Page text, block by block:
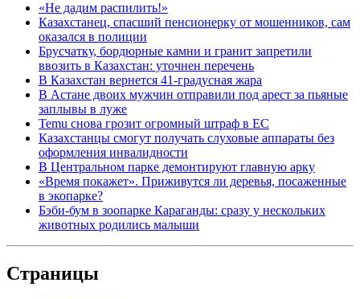
«Не дадим распилить!»
Казахстанец, спасший пенсионерку от мошенников, сам
оказался в полиции
Брусчатку, бордюрные камни и гранит запретили
ввозить в Казахстан: уточнен перечень
В Казахстан вернется 41-градусная жара
В Астане двоих мужчин отправили под арест за пьяные
заплывы в луже
Temu снова грозит огромный штраф в ЕС
Казахстанцы смогут получать слуховые аппараты без
оформления инвалидности
В Центральном парке демонтируют главную арку
«Время покажет». Приживутся ли деревья, посаженные
в экопарке?
Бэби-бум в зоопарке Караганды: сразу у нескольких
животных родились малыши
Страницы